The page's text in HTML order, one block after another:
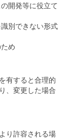
開発等に役立て
別できない形式
め
有すると合理的
、変更した場合
り許容される場